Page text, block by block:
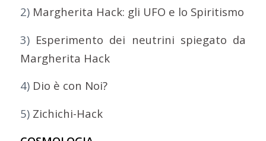
2) Margherita Hack: gli UFO e lo Spiritismo
3) Esperimento dei neutrini spiegato da
Margherita Hack
4) Dio è con Noi?
5) Zichichi-Hack